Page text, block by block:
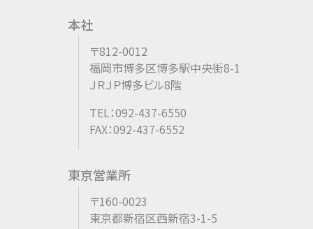
本社
〒812-0012
福岡市博多区博多駅中央街8-1
ＪＲＪＰ博多ビル8階
TEL：092-437-6550
FAX：092-437-6552
東京営業所
〒160-0023
東京都新宿区西新宿3-1-5